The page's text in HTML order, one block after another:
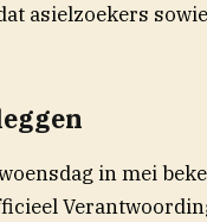
asielzoekers
in mei